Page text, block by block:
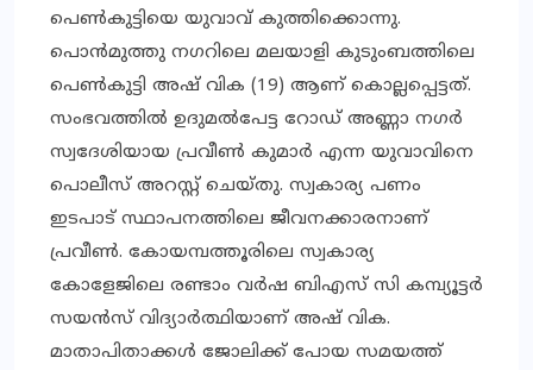
പെണ്‍കുട്ടിയെ യുവാവ് കുത്തിക്കൊന്നു.
പൊന്‍മുത്തു നഗറിലെ മലയാളി കുടുംബത്തിലെ
പെണ്‍കുട്ടി അഷ് വിക (19) ആണ് കൊല്ലപ്പെട്ടത്.
സംഭവത്തില്‍ ഉദുമല്‍പേട്ട റോഡ് അണ്ണാ നഗര്‍
സ്വദേശിയായ പ്രവീണ്‍ കുമാര്‍ എന്ന യുവാവിനെ
പൊലീസ് അറസ്റ്റ് ചെയ്തു. സ്വകാര്യ പണം
ഇടപാട് സ്ഥാപനത്തിലെ ജീവനക്കാരനാണ്
പ്രവീണ്‍. കോയമ്പത്തൂരിലെ സ്വകാര്യ
കോളേജിലെ രണ്ടാം വര്‍ഷ ബിഎസ് സി കമ്പ്യൂട്ടര്‍
സയന്‍സ് വിദ്യാര്‍ത്ഥിയാണ് അഷ് വിക.
മാതാപിതാക്കള്‍ ജോലിക്ക് പോയ സമയത്ത്